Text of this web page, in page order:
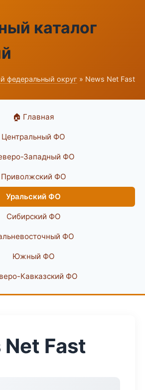
каталог
федеральный округ » News Net Fast
🏠 Главная
Центральный ФО
Западный ФО
Приволжский ФО
Уральский ФО
Сибирский ФО
ФО
Южный ФО
Кавказский ФО
Net Fast